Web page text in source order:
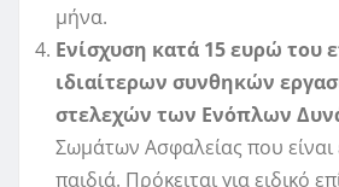
μήνα.
Ενίσχυση κατά 15 ευρώ του
ιδιαίτερων συνθηκών
στελεχών των Ενόπλων
Σωμάτων Ασφαλείας που είναι
παιδιά. Πρόκειται για ειδικό